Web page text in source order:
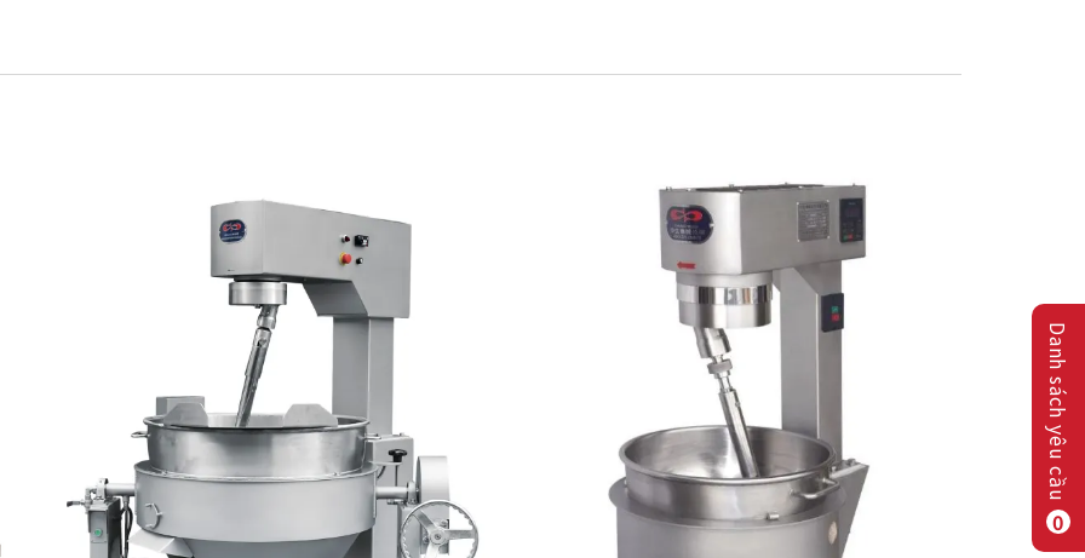
Danh sách yêu cầu
0